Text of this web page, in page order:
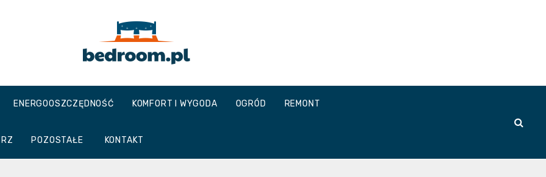
Bedroom.pl
ENERGOOSZCZĘDNOŚĆ KOMFORT I WYGODA OGRÓD REMONT
POZOSTAŁE KONTAKT